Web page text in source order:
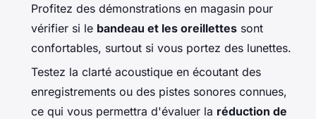
Profitez des démonstrations en magasin pour
vérifier si le bandeau et les oreillettes sont
confortables, surtout si vous portez des lunettes.
Testez la clarté acoustique en écoutant des
enregistrements ou des pistes sonores connues,
ce qui vous permettra d'évaluer la réduction de